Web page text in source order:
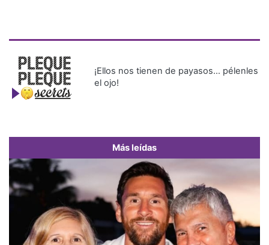
¡Ellos nos tienen de payasos… pélenles
el ojo!
Más leídas